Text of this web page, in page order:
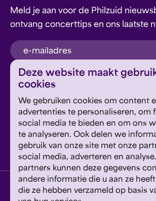
Deze website maakt
cookies
We gebruiken cookies om content
advertenties te personaliseren, om
social media te bieden en om ons
te analyseren. Ook delen we
gebruik van onze site met onze
social media, adverteren en
partners kunnen deze gegevens
andere informatie die u aan ze
die ze hebben verzameld op basis
Meld je aan voor de Philzuid
ontvang concerttips en ons laatste
inschrijven
Google's Privacyverklaring en
van toepassing.
Geef om Philzuid en steun ons!
steun ons
privacyverklaring disclaimer